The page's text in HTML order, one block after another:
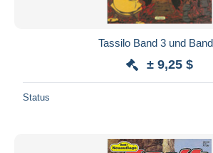
Tassilo Band 3 und
± 9,25 $
Status